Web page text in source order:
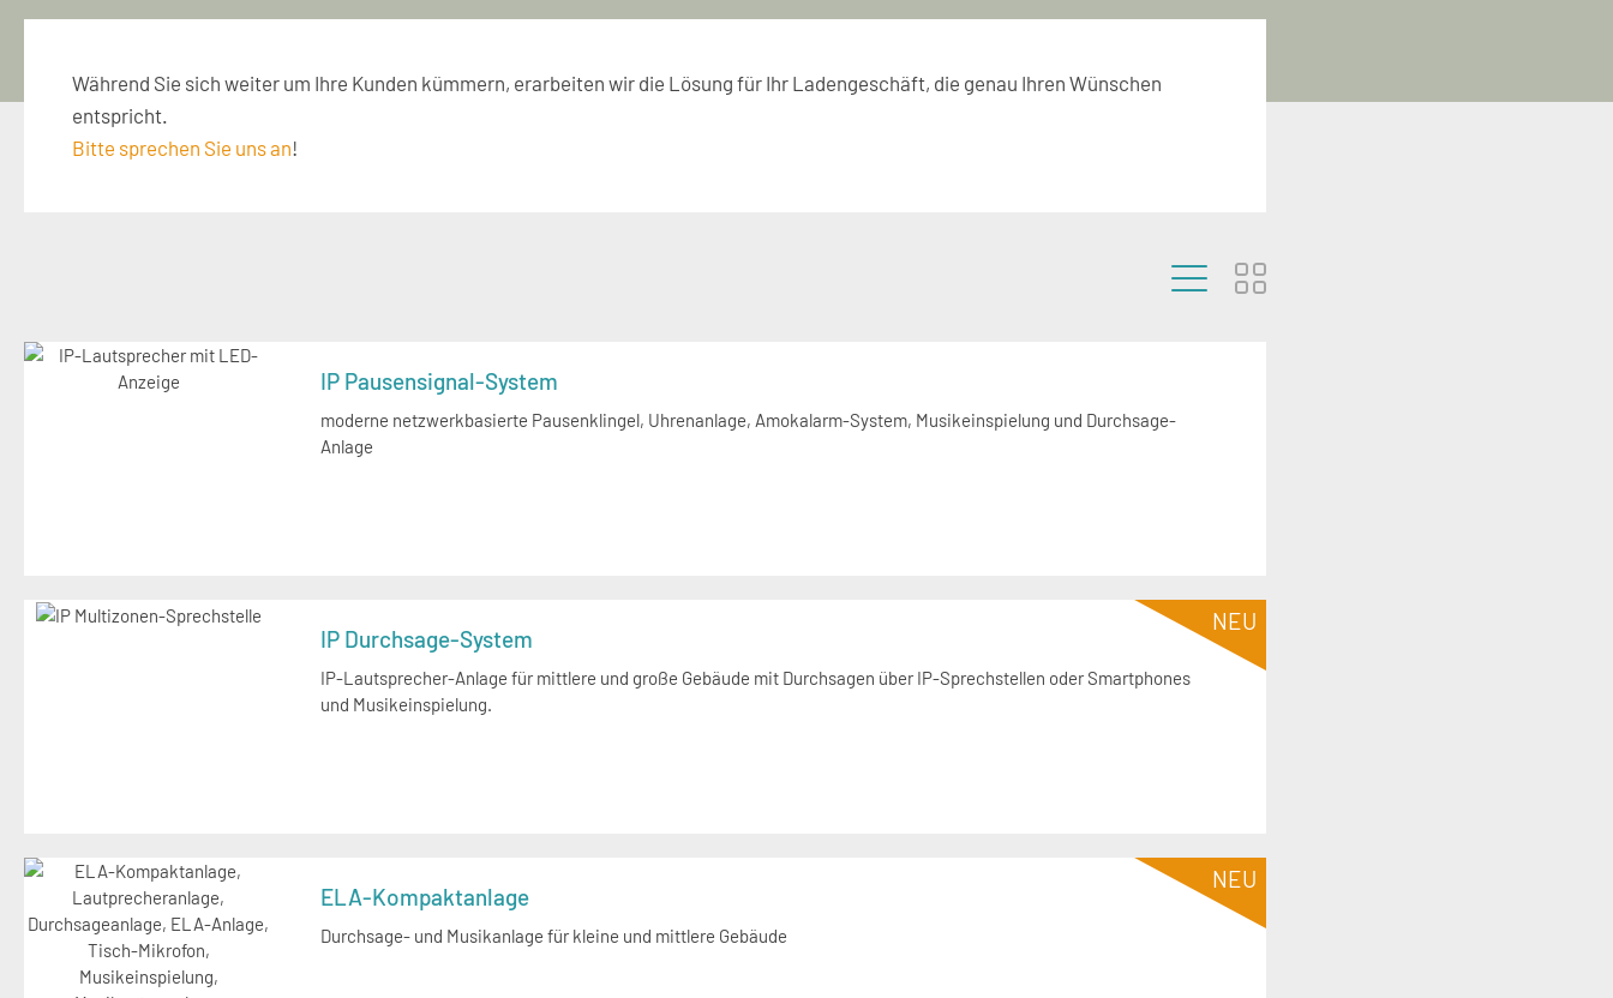
Während Sie sich weiter um Ihre Kunden kümmern, erarbeiten wir die Lösung für Ihr Ladengeschäft, die genau Ihren Wünschen
entspricht.
Bitte sprechen Sie uns an!
IP Pausensignal-System
moderne netzwerkbasierte Pausenklingel, Uhrenanlage, Amokalarm-System, Musikeinspielung und Durchsage-
Anlage
IP Durchsage-System
IP-Lautsprecher-Anlage für mittlere und große Gebäude mit Durchsagen über IP-Sprechstellen oder Smartphones
und Musikeinspielung.
NEU
ELA-Kompaktanlage
Durchsage- und Musikanlage für kleine und mittlere Gebäude
NEU